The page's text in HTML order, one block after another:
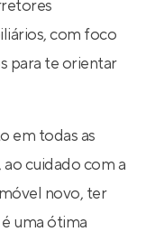
com foco
para te orientar
em todas as
cuidado com a
novo, ter
uma ótima